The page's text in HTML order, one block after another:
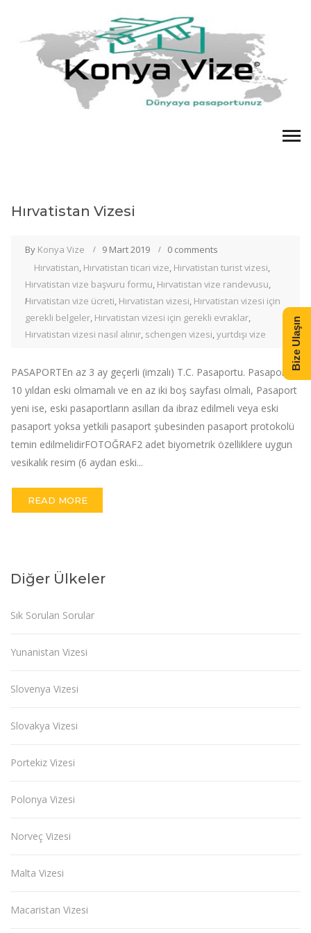
Hırvatistan Vizesi
By Konya Vize 9 Mart 2019
0 comments
Hırvatistan, Hırvatistan ticari vize, Hırvatistan turist vizesi,
Hırvatistan vize başvuru formu, Hırvatistan vize randevusu,
Hırvatistan vize ücreti, Hırvatistan vizesi, Hırvatistan vizesi için
gerekli belgeler, Hırvatistan vizesi için gerekli evraklar,
Hırvatistan vizesi nasıl alınır, schengen vizesi,yurtdışı vize
PASAPORTEn az 3 ay geçerli (imzalı) T.C. Pasaportu. Pasaport
10 yıldan eski olmamalı ve en az iki boş sayfası olmalı, Pasaport
yeni ise, eski pasaportların asılları da ibraz edilmeli veya eski
pasaport yoksa yetkili pasaport şubesinden pasaport protokolü
temin edilmelidirFOTOĞRAF2 adet biyometrik özelliklere uygun
vesikalık resim (6 aydan eski...
READ MORE
Diğer Ülkeler
Sık Sorulan Sorular
Yunanistan Vizesi
Slovenya Vizesi
Slovakya Vizesi
Portekiz Vizesi
Polonya Vizesi
Norveç Vizesi
Malta Vizesi
Macaristan Vizesi
Bize Ulaşın